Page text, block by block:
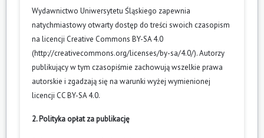
Wydawnictwo Uniwersytetu Śląskiego zapewnia
natychmiastowy otwarty dostęp do treści swoich czasopism
na licencji Creative Commons BY-SA 4.0
(http://creativecommons.org/licenses/by-sa/4.0/). Autorzy
publikujący w tym czasopiśmie zachowują wszelkie prawa
autorskie i zgadzają się na warunki wyżej wymienionej
licencji CC BY-SA 4.0.
2. Polityka opłat za publikację